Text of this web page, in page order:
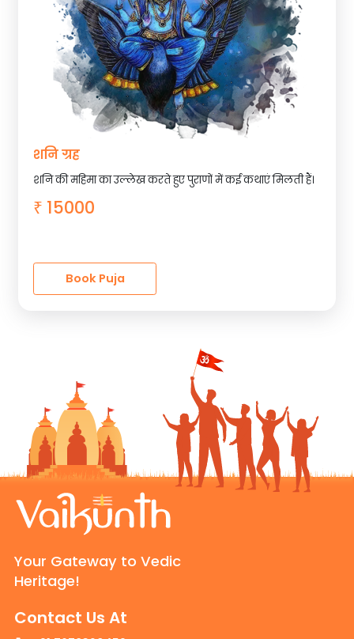
शनि ग्रह
शनि की महिमा का उल्लेख करते हुए पुराणों में कई कथाएं मिलती हैं।
₹ 15000
Book Puja
Your Gateway to Vedic
Heritage!
Contact Us At